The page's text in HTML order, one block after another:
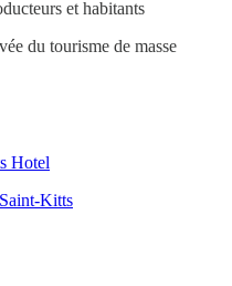
et habitants
du tourisme de masse
Hotel
Kitts